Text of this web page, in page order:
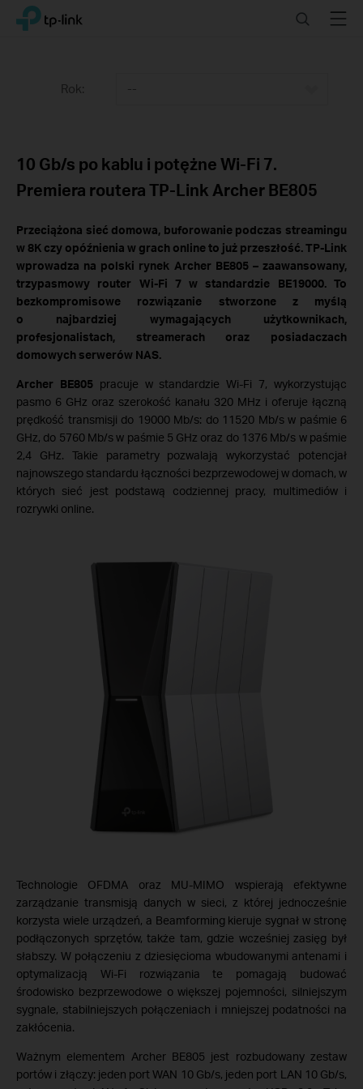
ClickTP-Link, Reliably Smart SearchMenu
Rok: --
10 Gb/s po kablu i potężne Wi-Fi 7.
Premiera routera TP-Link Archer BE805
Przeciążona sieć domowa, buforowanie podczas streamingu
w 8K czy opóźnienia w grach online to już przeszłość. TP-Link
wprowadza na polski rynek Archer BE805 – zaawansowany,
trzypasmowy router Wi-Fi 7 w standardzie BE19000. To
bezkompromisowe rozwiązanie stworzone z myślą
o najbardziej wymagających użytkownikach,
profesjonalistach, streamerach oraz posiadaczach
domowych serwerów NAS.
Archer BE805pracuje w standardzie Wi-Fi 7, wykorzystując
pasmo 6 GHz oraz szerokość kanału 320 MHz i oferuje łączną
prędkość transmisji do 19000 Mb/s: do 11520 Mb/s w paśmie 6
GHz, do 5760 Mb/s w paśmie 5 GHz oraz do 1376 Mb/s w paśmie
2,4 GHz. Takie parametry pozwalają wykorzystać potencjał
najnowszego standardu łączności bezprzewodowej w domach, w
których sieć jest podstawą codziennej pracy, multimediów i
rozrywki online.
Technologie OFDMA oraz MU-MIMO wspierają efektywne
zarządzanie transmisją danych w sieci, z której jednocześnie
korzysta wiele urządzeń, a Beamforming kieruje sygnał w stronę
podłączonych sprzętów, także tam, gdzie wcześniej zasięg był
słabszy. W połączeniu z dziesięcioma wbudowanymi antenami i
optymalizacją Wi-Fi rozwiązania te pomagają budować
środowisko bezprzewodowe o większej pojemności, silniejszym
sygnale, stabilniejszych połączeniach i mniejszej podatności na
zakłócenia.
Ważnym elementem Archer BE805 jest rozbudowany zestaw
portów i złączy: jeden port WAN 10 Gb/s, jeden port LAN 10 Gb/s,